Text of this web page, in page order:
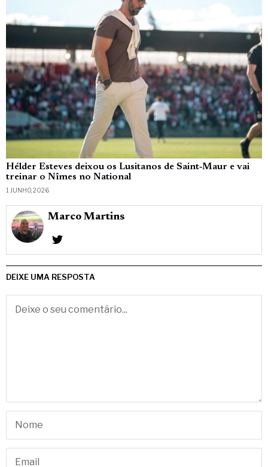
Hélder Esteves deixou os Lusitanos de Saint‑Maur e vai
treinar o Nîmes no National
1 JUNHO, 2026
Marco Martins
DEIXE UMA RESPOSTA